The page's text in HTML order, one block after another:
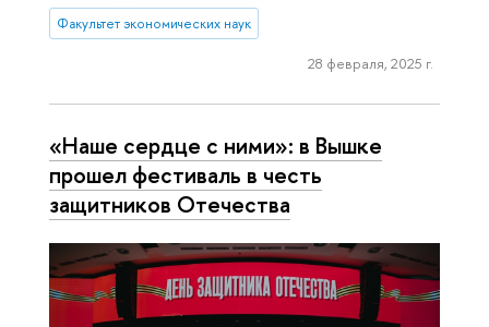
Факультет экономических наук
28 февраля, 2025 г.
«Наше сердце с ними»: в Вышке
прошел фестиваль в честь
защитников Отечества